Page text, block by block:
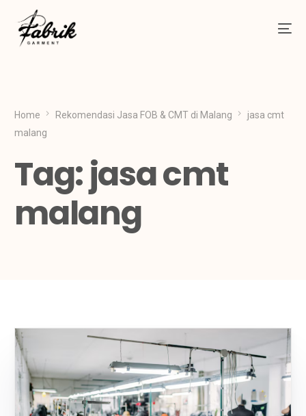
Home Rekomendasi Jasa FOB & CMT di Malang
jasa cmt
malang
Tag:jasa cmt
malang